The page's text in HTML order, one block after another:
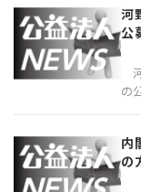
河
公
の
内
の